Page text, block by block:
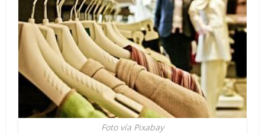
Foto vía Pixabay